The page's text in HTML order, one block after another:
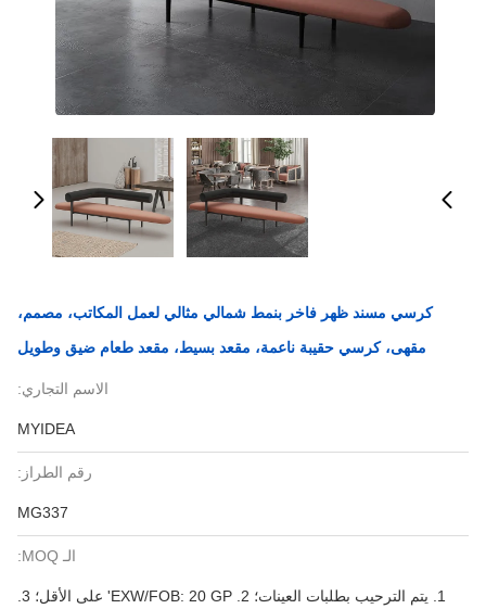
كرسي مسند ظهر فاخر بنمط شمالي مثالي لعمل المكاتب، مصمم،
مقهى، كرسي حقيبة ناعمة، مقعد بسيط، مقعد طعام ضيق وطويل
الاسم التجاري:
MYIDEA
رقم الطراز:
MG337
الـ MOQ:
1. يتم الترحيب بطلبات العينات؛ 2. EXW/FOB: 20 ​​GP' على الأقل؛ 3.